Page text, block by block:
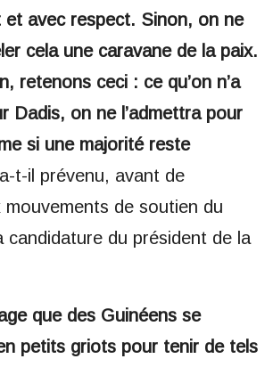
et avec respect. Sinon, on ne
cela une caravane de la paix.
retenons ceci : ce qu’on n’a
Dadis, on ne l’admettra pour
si une majorité reste
a-t-il prévenu, avant de
mouvements de soutien du
candidature du président de la
que des Guinéens se
petits griots pour tenir de tels